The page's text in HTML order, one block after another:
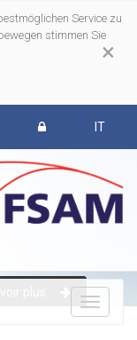
×
Service zu
stimmen Sie
IT